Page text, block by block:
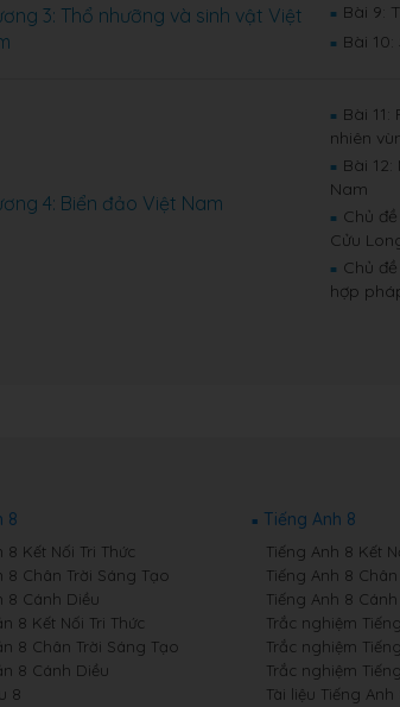
3: Thổ nhưỡng và sinh vật Việt
■ Bài 9:
■ Bài
4: Biển đảo Việt Nam
■ Bài
nhiên
■ Bài
Nam
■ Chủ
Cửu
■ Chủ
hợp
8
8 Kết Nối Tri Thức
8 Chân Trời Sáng Tạo
8 Cánh Diều
8 Kết Nối Tri Thức
8 Chân Trời Sáng Tạo
8 Cánh Diều
8
Tiếng Anh 8
Tiếng Anh 8 Kết
Tiếng Anh 8
Tiếng Anh 8
Trắc nghiệm
Trắc nghiệm
Trắc nghiệm
Tài liệu Tiếng Anh